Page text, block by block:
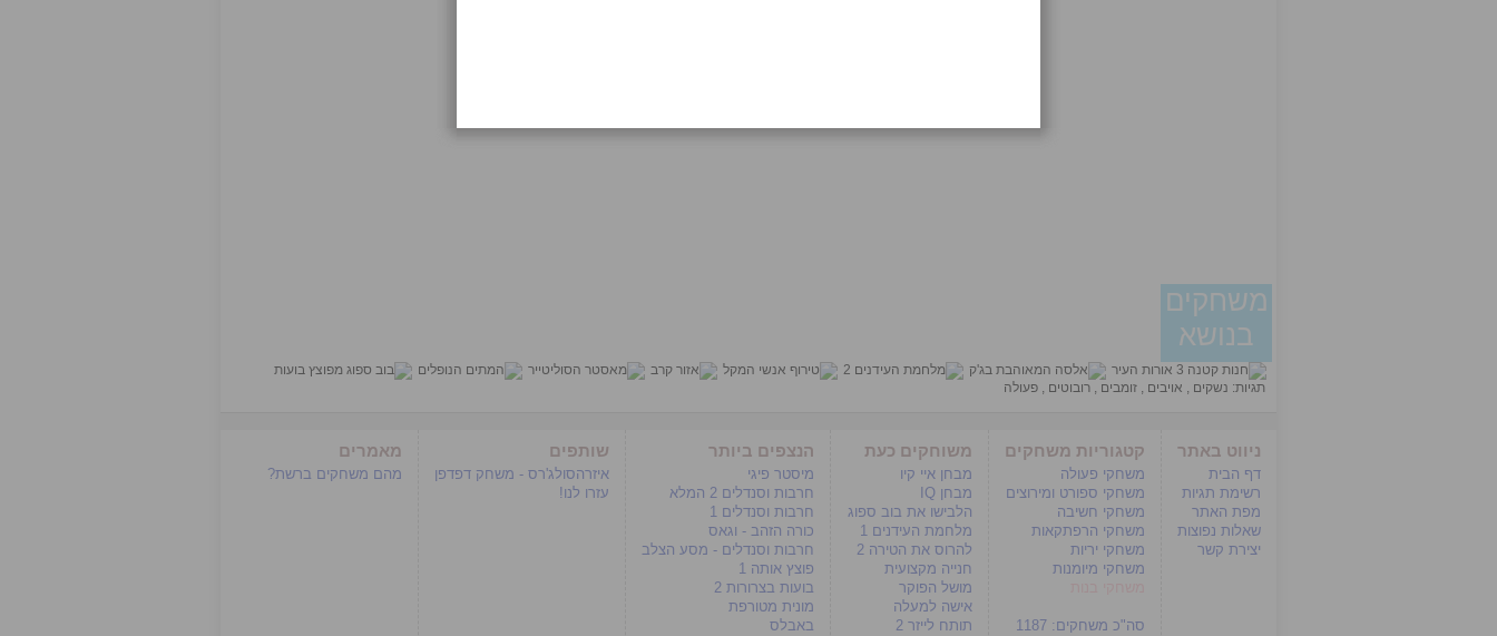
משחקים
בנושא
תגיות: נשקים , אויבים , זומבים , רובוטים , פעולה
ניווט באתר
דף הבית
רשימת תגיות
מפת האתר
שאלות נפוצות
יצירת קשר
קטגוריות משחקים
משחקי פעולה
משחקי ספורט ומירוצים
משחקי חשיבה
משחקי הרפתקאות
משחקי יריות
משחקי מיומנות
סה"כ משחקים: 1187
משוחקים כעת
מבחן איי קיו
מבחן IQ
הלבישו את בוב ספוג
מלחמת העידנים 1
להרוס את הטירה 2
חנייה מקצועית
מושל הפוקר
אישה למעלה
תותח לייזר 2
הנצפים ביותר
מיסטר פיגי
חרבות וסנדלים 2 המלא
חרבות וסנדלים 1
כורה הזהב - וגאס
חרבות וסנדלים - מסע הצלב
פוצץ אותה 1
בועות בצרורות 2
מונית מטורפת
באבלס
שותפים
איזרהסולג'רס - משחק דפדפן
עזרו לנו!
מאמרים
מהם משחקים ברשת?